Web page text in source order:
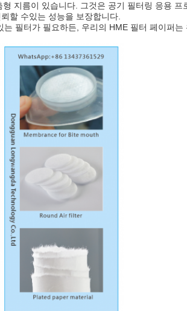
지름이 있습니다. 그것은 공기 필터링 응용
할 수있는 성능을 보장합니다.
필터가 필요하든, 우리의 HME 필터 페이퍼